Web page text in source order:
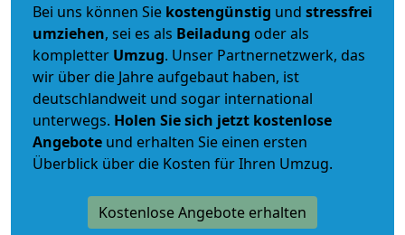
Bei uns können Sie kostengünstig und stressfrei
umziehen, sei es als Beiladung oder als
kompletter Umzug. Unser Partnernetzwerk, das
wir über die Jahre aufgebaut haben, ist
deutschlandweit und sogar international
unterwegs. Holen Sie sich jetzt kostenlose
Angebote und erhalten Sie einen ersten
Überblick über die Kosten für Ihren Umzug.
Kostenlose Angebote erhalten